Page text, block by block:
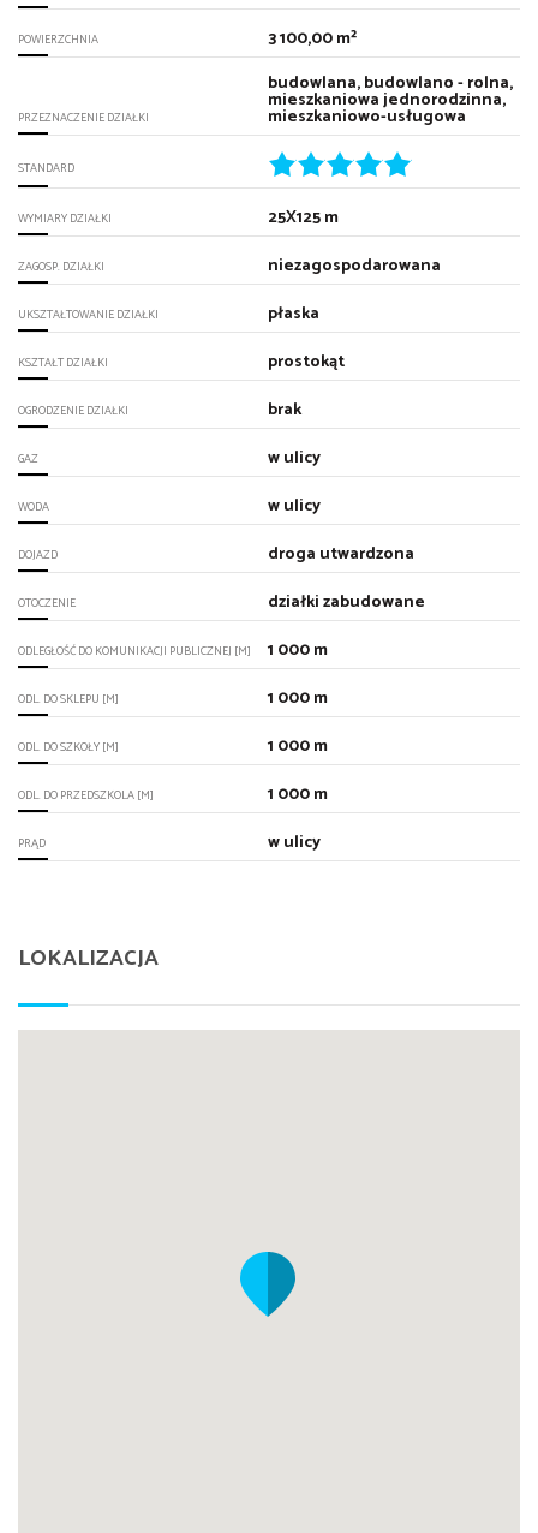
POWIERZCHNIA 3 100,00 m²
PRZEZNACZENIE DZIAŁKI
budowlana, budowlano - rolna,
mieszkaniowa jednorodzinna,
mieszkaniowo-usługowa
STANDARD
WYMIARY DZIAŁKI 25X125 m
ZAGOSP. DZIAŁKI niezagospodarowana
UKSZTAŁTOWANIE DZIAŁKI płaska
KSZTAŁT DZIAŁKI prostokąt
OGRODZENIE DZIAŁKI brak
GAZ w ulicy
WODA w ulicy
DOJAZD droga utwardzona
OTOCZENIE działki zabudowane
ODLEGŁOŚĆ DO KOMUNIKACJI PUBLICZNEJ [M] 1 000 m
ODL. DO SKLEPU [M] 1 000 m
ODL. DO SZKOŁY [M] 1 000 m
ODL. DO PRZEDSZKOLA [M] 1 000 m
PRĄD w ulicy
LOKALIZACJA